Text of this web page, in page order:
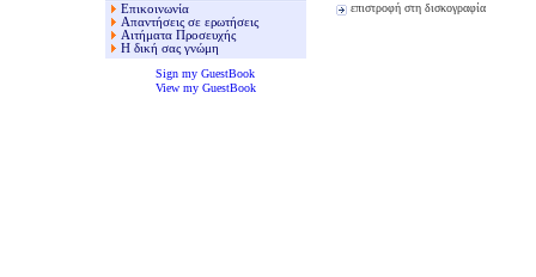
Επικοινωνία
Απαντήσεις σε ερωτήσεις
Αιτήματα Προσευχής
Η δική σας γνώμη
Sign my GuestBook
View my GuestBook
επιστροφή στη δισκογραφία